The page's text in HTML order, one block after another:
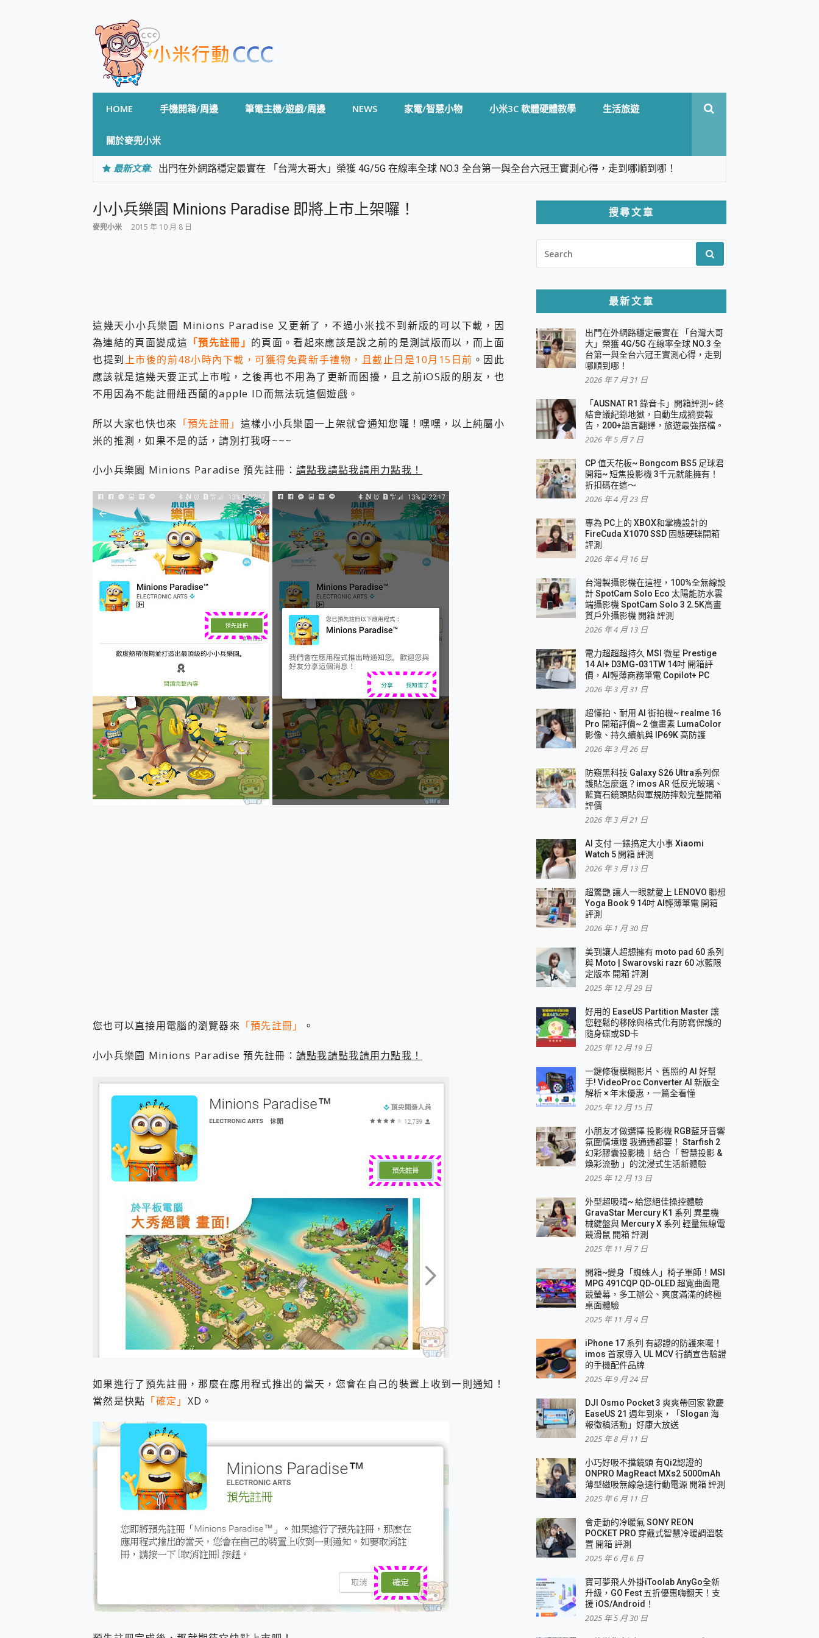
HOME 手機開箱/周邊 筆電主機/遊戲/周邊 NEWS 家電/智慧小物 小米3C 軟體硬體教學 生活旅遊
關於麥兜小米
最新文章: 出門在外網路穩定最實在 「台灣大哥大」榮獲 4G/5G 在線率全球 NO.3 全台第一與全台六冠王實測心得，走到哪順到哪！
專為 PC上的 XBOX和掌機設計的 FireCuda X1070 SSD 固態硬碟開箱 評測
台灣製攝影機在這裡，100%全無線設計 SpotCam Solo Eco 太陽能防水雲端攝影機 SpotCam Solo 3 2.5K高畫質戶外攝影機 開箱 評
電力超超超持久 MSI 微星 Prestige 14 AI+ D3MG-031TW 14吋 開箱評價，AI輕薄商務筆電 Copilot+ PC
美到讓人超想擁有 moto pad 60 系列 與 Moto | Swarovski razr 60 冰藍限定版本 開箱 評測
好用的 EaseUS Partition Master 讓您輕鬆的移除與格式化有防寫保護的隨身碟或SD卡
一鍵修復模糊影片、舊照的 AI 好幫手! VideoProc Converter AI 新版全解析 × 年末優惠，一篇全看懂
小朋友才做選擇 投影機 RGB藍牙音響 氛圍情境燈 我通通都要！ Starfish 2 幻彩膠囊投影機｜結合「 智慧投影 & 煥彩流動 」的沈浸
式生活新體驗
外型超吸晴~ 給您絕佳操控體驗 GravaStar Mercury K1 系列 異星機械鍵盤與 Mercury X 系列 輕量無線電競滑鼠 開箱 評測
開箱~變身「蜘蛛人」椅子軍師！MSI MPG 491CQP QD-OLED 超寬曲面電競螢幕，多工辦公、爽度滿滿的終極桌面體驗
iPhone 17 系列 有認證的防護來囉！ imos 首家導入 UL MCV 行銷宣告驗證的手機配件品牌
DJI Osmo Pocket 3 爽爽帶回家 歡慶 EaseUS 21 週年到來，「Slogan 海報徵稿活動」好康大放送
小巧好吸不擋鏡頭 有Qi2認證的 ONPRO MagReact MXs2 5000mAh薄型磁吸無線急速行動電源 開箱 評測
寶可夢飛人外掛iToolab AnyGo全新升級，GO Fest 五折優惠嗨翻天！支援 iOS/Android！
百倍變焦實測~ vivo X200 Pro 與 S25 Ultra 誰能滿足全場景拍攝需求？
超好用的 PLAUD NotePin AI 智慧錄音膠囊~ 您的AI 秘書已上線 每月免費送你 300分鐘轉寫
COMPUTEX 2025 來囉！AGI亞奇雷 AI・Gaming・創作儲存方案登場，趕快來AGI亞奇雷挑戰任務抽 PS5！
自帶線的 有線無線都能充 ONPRO MagReact M5 10000mAh 5合1 磁吸無線急速行動電源 開箱 評測
飛利浦 JS7310 ⚡【電急便｜行動儲能救車電源】 可靠的旅行夥伴！帶給您優異的安全性與強大供電效能
是螢幕也是電視! 一機超多用途「MSI微星 Modern MD272UPSW 27型」 4K IPS 輕薄商用智慧聯網螢幕 開箱 評測
您的專屬AI 助手 Yoga Slim 7 Aura Edition 觸控AI筆電 開箱 評測
realme 14 Pro 超硬軍規、冰感變色實測，realme 14 5G 遊戲戰鬥值爆表，效能x娛樂全都要！
iPhone、Apple Watch、AirPods耳機 三個設備充電一起搞定 ONPRO MagReact™ M3 3 in 1可攜摺疊無線充電器 開箱 評測
動靜皆宜「HUAWEI FreeArc」開放式耳掛耳機，無感配戴! 超穩超服貼，音質、通話也很優質
好玩好拍 vivo V50 ~ 口袋裡的 Zeiss 潮流攝影棚!
25種洗烘模式一機搞定! Roborock 衣莉莎白 H1 Neo分子篩洗脫烘 AI 滾筒洗衣機
給 MSI Claw 系列電競掌機 最完美的家 MSI Nest Docking Station 掌機專屬擴充底座 開箱 評測
B&O 精品級音響! Home+ 中嘉寬頻 SoundBox 劇院串流盒 開箱 評測
2億 APO蔡司長焦神機降臨~ vivo X200 Pro、vivo X200 就是這麼好拍
EaseUS Vocal Remover 免費線上去聲器一鍵去除人聲 人聲 音樂分離 2024 消除人聲推薦
3 個超值 MHN 飛人工具分享~~ iToolab AnyGo 魔物獵人 Now飛人 ios教學 不出門也可以到處走
Locawhere AnyTo 寶可夢飛人 AnyTo 不出門也可以飛遍全世界
小體積 40000mAh 超大容量 一次充5個設備 充好充滿 CUKTECH 酷態科 300W 微型充電站 開箱 評測
97.3% 恢復率，資料救援就是這麼簡單 EaseUS Data Recovery Wizard Free 18.0.0 業界最好的資料救援軟體
磁碟系統大風吹 有了 磁碟管理程式 EaseUS Partition Master 就是這麼簡單
全新 SONY Xperia 1 VI 開箱! 相機實測! 長焦覆蓋更遠更清晰、2日長續航、頂尖影音娛樂效能~
Xiaomi 14 Ultra 開箱 評測~ 有深度的 Leica 影像旗艦手機! 加碼小旗艦 Xiaomi 14 開箱 評測
vivo TWS 3e 真無線藍牙耳機智慧降噪升級、音質明亮溫潤，並支援雙設備連接~
MSI Claw 掌機專屬配件包 來囉 完美保護 MSI Claw A1M-026TW 電競掌機
人像旗艦 vivo V30 系列 開箱 評測! 首搭蔡司光學鏡頭、攝影棚級柔光環、拍攝功能最好玩的美拍神機 vivo V30 Pro
一吸完美對位 擁有超強吸力與超好用的隱磁支架 O-ONE MAG 最會吸的行動電源 開箱 評測
OPPO 哈蘇 300mm 專業增距鏡實測：Find X9 Ultra 光學長焦隨手拍，紀錄生活就是這麼簡單
小小兵樂園 Minions Paradise 即將上市上架囉！
麥兜小米 2015 年 10 月 8 日
這幾天小小兵樂園 Minions Paradise 又更新了，不過小米找不到新版的可以下載，因
為連結的頁面變成這 「預先註冊」 的頁面。看起來應該是說之前的是測試版而以，而上面
也提到上市後的前48小時內下載，可獲得免費新手禮物，且截止日是10月15日前 。因此
應該就是這幾天要正式上市啦，之後再也不用為了更新而困擾，且之前iOS版的朋友，也
不用因為不能註冊紐西蘭的apple ID而無法玩這個遊戲。
所以大家也快也來 「預先註冊」 這樣小小兵樂園一上架就會通知您囉！嘿嘿，以上純屬小
米的推測，如果不是的話，請別打我呀~~~
小小兵樂園 Minions Paradise 預先註冊： 請點我請點我請用力點我！
您也可以直接用電腦的瀏覽器來 「預先註冊」 。
小小兵樂園 Minions Paradise 預先註冊： 請點我請點我請用力點我！
如果進行了預先註冊，那麼在應用程式推出的當天，您會在自己的裝置上收到一則通知！
當然是快點 「確定」 XD。
搜尋文章
FOR:
最新文章
出門在外網路穩定最實在 「台灣大哥
大」榮獲 4G/5G 在線率全球 NO.3 全
台第一與全台六冠王實測心得，走到
哪順到哪！
2026 年 7 月 31 日
「AUSNAT R1 錄音卡」開箱評測~ 終
結會議紀錄地獄，自動生成摘要報
告，200+語言翻譯，旅遊最強搭檔。
2026 年 5 月 7 日
CP 值天花板~ Bongcom BS5 足球君
開箱~ 短焦投影機 3千元就能擁有！
折扣碼在這～
2026 年 4 月 23 日
專為 PC上的 XBOX和掌機設計的
FireCuda X1070 SSD 固態硬碟開箱
評測
2026 年 4 月 16 日
台灣製攝影機在這裡，100%全無線設
計 SpotCam Solo Eco 太陽能防水雲
端攝影機 SpotCam Solo 3 2.5K高畫
質戶外攝影機 開箱 評測
2026 年 4 月 13 日
電力超超超持久 MSI 微星 Prestige
14 AI+ D3MG-031TW 14吋 開箱評
價，AI輕薄商務筆電 Copilot+ PC
2026 年 3 月 31 日
超懂拍、耐用 AI 街拍機~ realme 16
Pro 開箱評價~ 2 億畫素 LumaColor
影像、持久續航與 IP69K 高防護
2026 年 3 月 26 日
防窺黑科技 Galaxy S26 Ultra系列保
護貼怎麼選？imos AR 低反光玻璃、
藍寶石鏡頭貼與軍規防摔殼完整開箱
評價
2026 年 3 月 21 日
AI 支付 一錶搞定大小事 Xiaomi
Watch 5 開箱 評測
2026 年 3 月 13 日
超驚艷 讓人一眼就愛上 LENOVO 聯想
Yoga Book 9 14吋 AI輕薄筆電 開箱
評測
2026 年 1 月 30 日
美到讓人超想擁有 moto pad 60 系列
與 Moto | Swarovski razr 60 冰藍限
定版本 開箱 評測
2025 年 12 月 29 日
好用的 EaseUS Partition Master 讓
您輕鬆的移除與格式化有防寫保護的
隨身碟或SD卡
2025 年 12 月 19 日
一鍵修復模糊影片、舊照的 AI 好幫
手! VideoProc Converter AI 新版全
解析 × 年末優惠，一篇全看懂
2025 年 12 月 15 日
小朋友才做選擇 投影機 RGB藍牙音響
氛圍情境燈 我通通都要！ Starfish 2
幻彩膠囊投影機｜結合「 智慧投影 &
煥彩流動 」的沈浸式生活新體驗
2025 年 12 月 13 日
外型超吸晴~ 給您絕佳操控體驗
GravaStar Mercury K1 系列 異星機
械鍵盤與 Mercury X 系列 輕量無線電
競滑鼠 開箱 評測
2025 年 11 月 7 日
開箱~變身「蜘蛛人」椅子軍師！MSI
MPG 491CQP QD-OLED 超寬曲面電
競螢幕，多工辦公、爽度滿滿的終極
桌面體驗
2025 年 11 月 4 日
iPhone 17 系列 有認證的防護來囉！
imos 首家導入 UL MCV 行銷宣告驗證
的手機配件品牌
2025 年 9 月 24 日
DJI Osmo Pocket 3 爽爽帶回家 歡慶
EaseUS 21 週年到來，「Slogan 海
報徵稿活動」好康大放送
2025 年 8 月 11 日
小巧好吸不擋鏡頭 有Qi2認證的
ONPRO MagReact MXs2 5000mAh
薄型磁吸無線急速行動電源 開箱 評測
2025 年 6 月 11 日
會走動的冷暖氣 SONY REON
POCKET PRO 穿戴式智慧冷暖調溫裝
置 開箱 評測
2025 年 6 月 6 日
寶可夢飛人外掛iToolab AnyGo全新
升級，GO Fest 五折優惠嗨翻天！支
援 iOS/Android！
2025 年 5 月 30 日